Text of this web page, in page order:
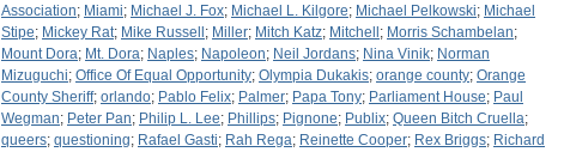
Association; Miami; Michael J. Fox; Michael L. Kilgore; Michael Pelkowski; Michael
Stipe; Mickey Rat; Mike Russell ; Miller; Mitch Katz; Mitchell ; Morris Schambelan;
Mount Dora; Mt. Dora; Naples; Napoleon; Neil Jordans; Nina Vinik; Norman
Mizuguchi; Office Of Equal Opportunity; Olympia Dukakis; orange county; Orange
County Sheriff; orlando; Pablo Felix; Palmer; Papa Tony; Parliament House; Paul
Wegman; Peter Pan; Philip L. Lee; Phillips; Pignone; Publix; Queen Bitch Cruella;
queers; questioning; Rafael Gasti; Rah Rega; Reinette Cooper; Rex Briggs; Richard